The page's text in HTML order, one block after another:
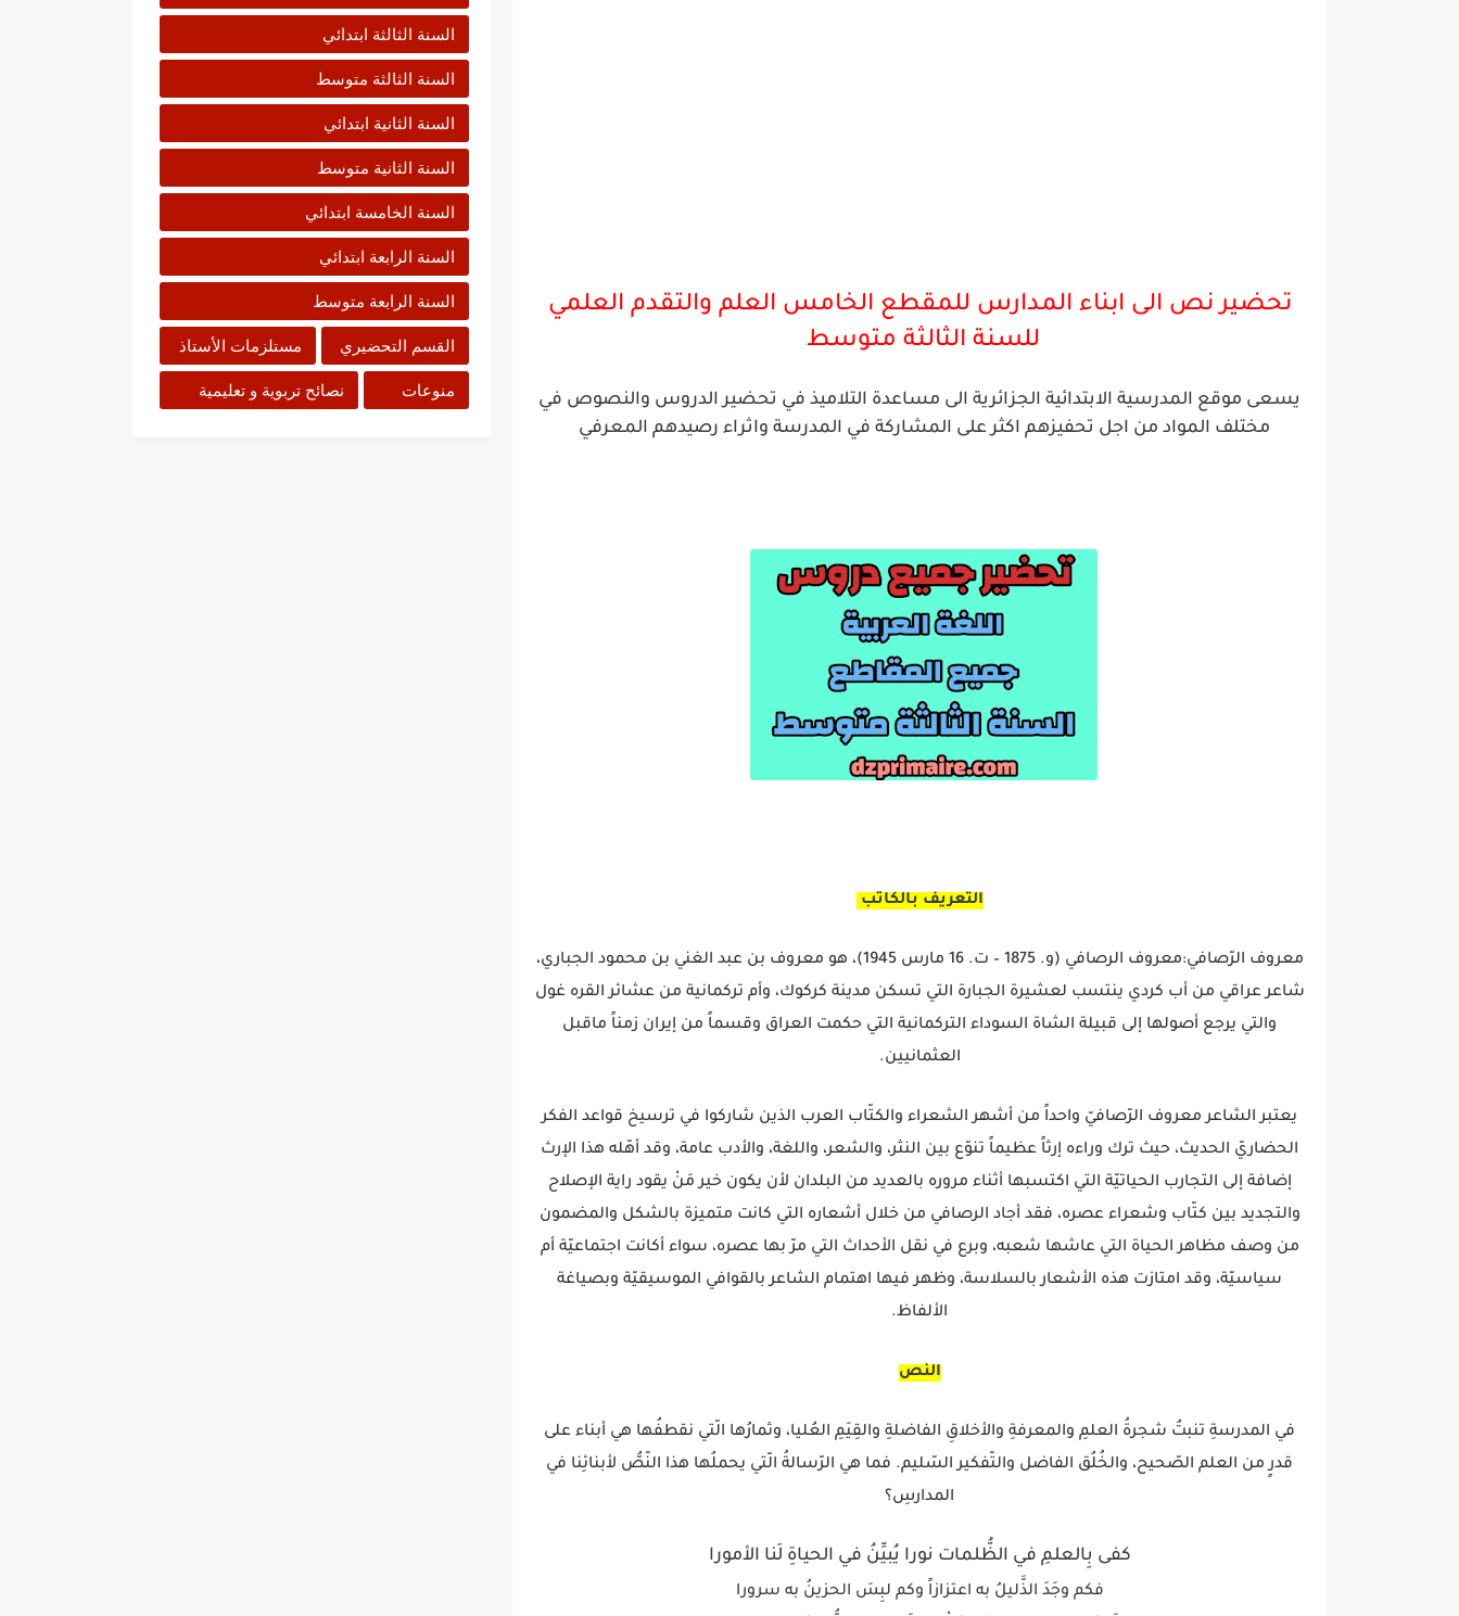
تحضير نص الى ابناء المدارس للمقطع الخامس العلم والتقدم العلمي
للسنة الثالثة متوسط
يسعى موقع المدرسية الابتدائية الجزائرية الى مساعدة التلاميذ في تحضير الدروس والنصوص في
مختلف المواد من اجل تحفيزهم اكثر على المشاركة في المدرسة واثراء رصيدهم المعرفي
التعريف بالكاتب
معروف الرّصافي:معروف الرصافي (و. 1875 – ت. 16 مارس 1945)، هو معروف بن عبد الغني بن محمود الجباري،
شاعر عراقي من أب كردي ينتسب لعشيرة الجبارة التي تسكن مدينة كركوك، وأم تركمانية من عشائر القره غول
والتي يرجع أصولها إلى قبيلة الشاة السوداء التركمانية التي حكمت العراق وقسماً من إيران زمناً ماقبل
العثمانيين.
يعتبر الشاعر معروف الرّصافيّ واحداً من أشهر الشعراء والكتّاب العرب الذين شاركوا في ترسيخ قواعد الفكر
الحضاريّ الحديث، حيث ترك وراءه إرثاً عظيماً تنوّع بين النثر، والشعر، واللغة، والأدب عامة، وقد أهّله هذا الإرث
إضافة إلى التجارب الحياتيّة التي اكتسبها أثناء مروره بالعديد من البلدان لأن يكون خير مَنْ يقود راية الإصلاح
والتجديد بين كتّاب وشعراء عصره، فقد أجاد الرصافي من خلال أشعاره التي كانت متميزة بالشكل والمضمون
من وصف مظاهر الحياة التي عاشها شعبه، وبرع في نقل الأحداث التي مرّ بها عصره، سواء أكانت اجتماعيّة أم
سياسيّة، وقد امتازت هذه الأشعار بالسلاسة، وظهر فيها اهتمام الشاعر بالقوافي الموسيقيّة وبصياغة
الألفاظ.
النص
في المدرسةِ تنبتُ شجرةُ العلمِ والمعرفةِ والأخلاقِ الفاضلةِ والقِيَمِ العُليا، وثمارُها الّتي نقطفُها هي أبناء على
قدرٍ من العلم الصّحيح، والخُلُق الفاضل والتّفكير السّليم. فما هي الرّسالةُ الّتي يحملُها هذا النّصُّ لأبنائِنا في
المدارسِ؟
كفى بِالعلمِ في الظُّلمات نورا يُبيِّنُ في الحياةِ لَنا الأمورا
فكم وجَدَ الذَّليلُ به اعتزازاً وكم لبِسَ الحزينُ به سرورا
السنة الثالثة ابتدائي
السنة الثالثة متوسط
السنة الثانية ابتدائي
السنة الثانية متوسط
السنة الخامسة ابتدائي
السنة الرابعة ابتدائي
السنة الرابعة متوسط
القسم التحضيري مستلزمات الأستاذ
منوعات نصائح تربوية و تعليمية